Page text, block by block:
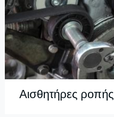
Αισθητήρες ροπής